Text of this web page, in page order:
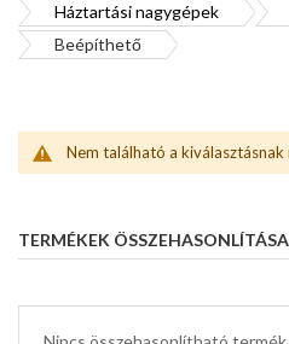
Háztartási nagygépek
Beépíthető
Nem található a kiválasztásnak
TERMÉKEK ÖSSZEHASONLÍTÁSA